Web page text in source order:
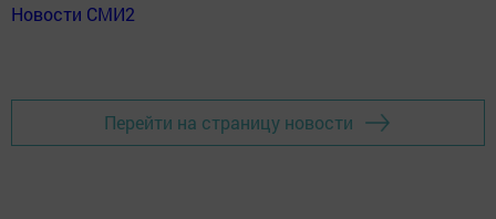
Новости СМИ2
Перейти на страницу новости